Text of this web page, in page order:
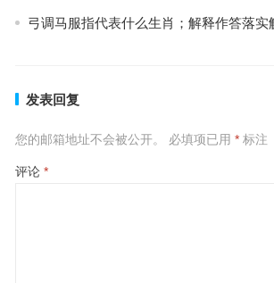
弓调马服指代表什么生肖；解释作答落实
发表回复
您的邮箱地址不会被公开。 必填项已用 *标注
评论 *